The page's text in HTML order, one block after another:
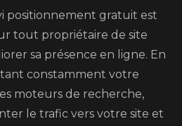
positionnement gratuit est
tout propriétaire de site
sa présence en ligne. En
constamment votre
moteurs de recherche,
le trafic vers votre site et